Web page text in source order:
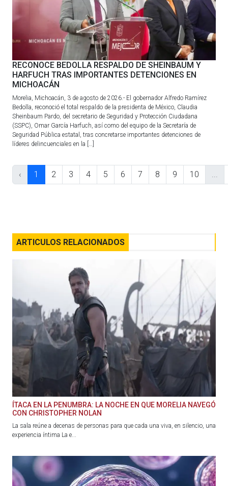
RECONOCE BEDOLLA RESPALDO DE SHEINBAUM Y
HARFUCH TRAS IMPORTANTES DETENCIONES EN
MICHOACÁN
Morelia, Michoacán, 3 de agosto de 2026.- El gobernador Alfredo Ramírez
Bedolla, reconoció el total respaldo de la presidenta de México, Claudia
Sheinbaum Pardo, del secretario de Seguridad y Protección Ciudadana
(SSPC), Omar García Harfuch, así como del equipo de la Secretaría de
Seguridad Pública estatal, tras concretarse importantes detenciones de
líderes delincuenciales en la […]
‹ 1 2 3 4 5 6 7 8 9 10 ...
ARTICULOS RELACIONADOS
ÍTACA EN LA PENUMBRA: LA NOCHE EN QUE MORELIA NAVEGÓ
CON CHRISTOPHER NOLAN
La sala reúne a decenas de personas para que cada una viva, en silencio, una
experiencia íntima La e...